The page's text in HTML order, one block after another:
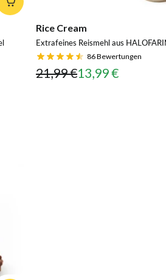
Rice Cream
Extrafeines Reismehl aus
86Bewertungen
21,99 €13,99 €